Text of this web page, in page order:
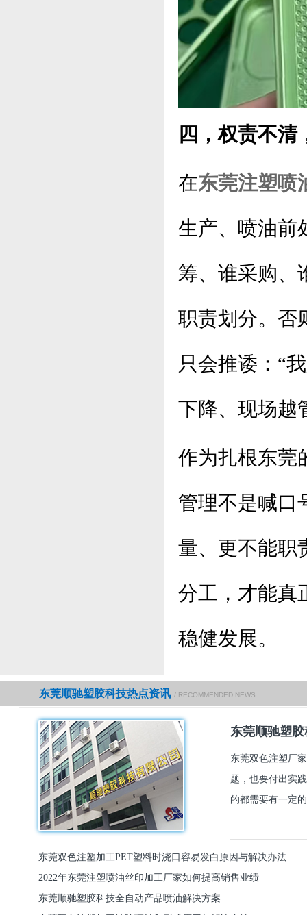
四，权责不清
在东莞注塑喷
生产、喷油前
筹、谁采购、
职责划分。否
只会推诿：“
下降、现场越
作为扎根东莞
管理不是喊口
量、更不能职
分工，才能真
稳健发展。
东莞顺驰塑胶科技热点资讯 / RECOMMENDED NEWS
东莞顺驰塑
东莞双色注塑厂
题，也要付出实
的都需要有一定
东莞双色注塑加工PET塑料时浇口容易发白原因与解决办法
2022年东莞注塑喷油丝印加工厂家如何提高销售业绩
东莞顺驰塑胶科技全自动产品喷油解决方案